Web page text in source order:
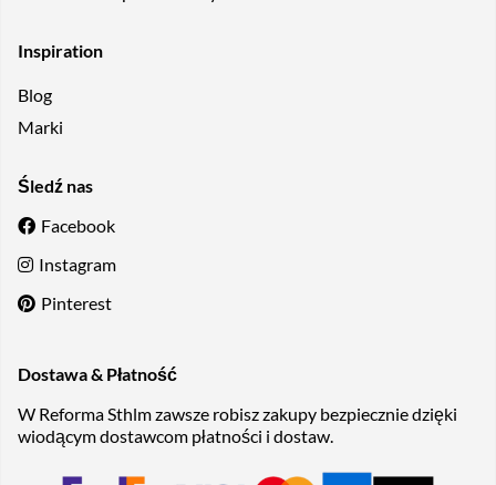
Inspiration
Blog
Marki
Śledź nas
Facebook
Instagram
Pinterest
Dostawa & Płatność
W Reforma Sthlm zawsze robisz zakupy bezpiecznie dzięki
wiodącym dostawcom płatności i dostaw.